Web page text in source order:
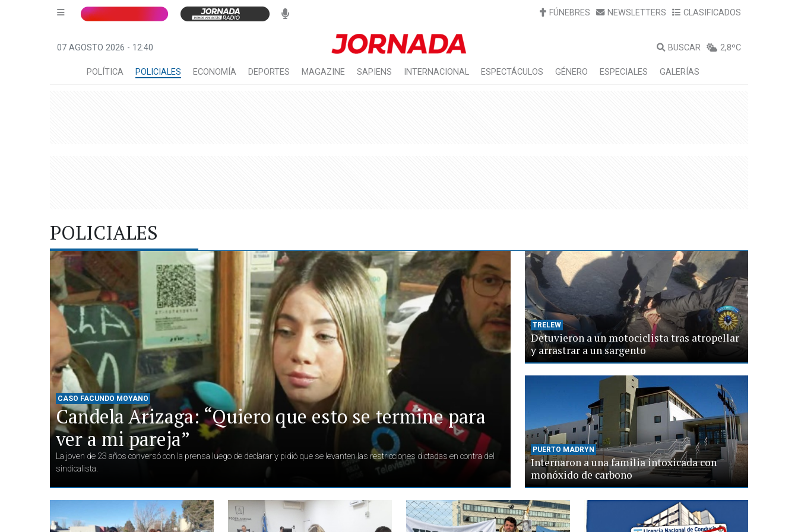
FÚNEBRES NEWSLETTERS CLASIFICADOS
07 AGOSTO 2026 - 12:40 BUSCAR 2,8ºC
POLÍTICA POLICIALES ECONOMÍA DEPORTES MAGAZINE SAPIENS INTERNACIONAL ESPECTÁCULOS GÉNERO ESPECIALES GALERÍAS
POLICIALES
CASO FACUNDO MOYANO
Candela Arizaga: “Quiero que esto se termine para
ver a mi pareja”
La joven de 23 años conversó con la prensa luego de declarar y pidió que se levanten las restricciones dictadas en contra del
sindicalista.
TRELEW
Detuvieron a un motociclista tras atropellar
y arrastrar a un sargento
PUERTO MADRYN
Internaron a una familia intoxicada con
monóxido de carbono